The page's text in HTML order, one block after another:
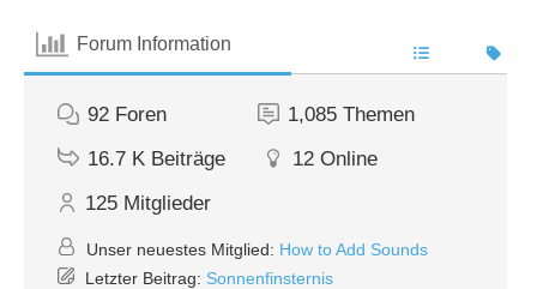
Forum Information
92 Foren 1,085 Themen
16.7 K Beiträge 12 Online
125 Mitglieder
Unser neuestes Mitglied: How to Add Sounds
Letzter Beitrag: Sonnenfinsternis